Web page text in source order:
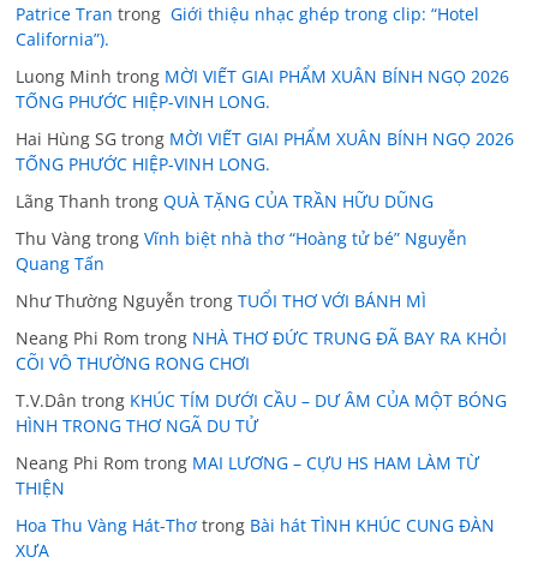
Patrice Tran trong Giới thiệu nhạc ghép trong clip: “Hotel
California”).
Luong Minh trong MỜI VIẾT GIAI PHẨM XUÂN BÍNH NGỌ 2026
TỐNG PHƯỚC HIỆP-VINH LONG.
Hai Hùng SG trong MỜI VIẾT GIAI PHẨM XUÂN BÍNH NGỌ 2026
TỐNG PHƯỚC HIỆP-VINH LONG.
Lãng Thanh trongQUÀ TẶNG CỦA TRẦN HỮU DŨNG
Thu Vàng trongVĩnh biệt nhà thơ “Hoàng tử bé” Nguyễn
Quang Tấn
Như Thường Nguyễn trongTUỔI THƠ VỚI BÁNH MÌ
Neang Phi Rom trong NHÀ THƠ ĐỨC TRUNG ĐÃ BAY RA KHỎI
CÕI VÔ THƯỜNG RONG CHƠI
T.V.Dân trong KHÚC TÍM DƯỚI CẦU – DƯ ÂM CỦA MỘT BÓNG
HÌNH TRONG THƠ NGÃ DU TỬ
Neang Phi Rom trong MAI LƯƠNG – CỰU HS HAM LÀM TỪ
THIỆN
Hoa Thu Vàng Hát-Thơ trong Bài hát TÌNH KHÚC CUNG ĐÀN
XƯA